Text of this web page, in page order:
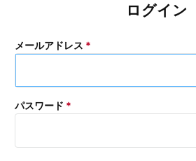
ログイン
メールアドレス *
パスワード *